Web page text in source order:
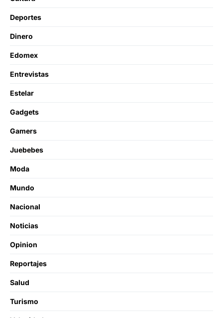
Deportes
Dinero
Edomex
Entrevistas
Estelar
Gadgets
Gamers
Juebebes
Moda
Mundo
Nacional
Noticias
Opinion
Reportajes
Salud
Turismo